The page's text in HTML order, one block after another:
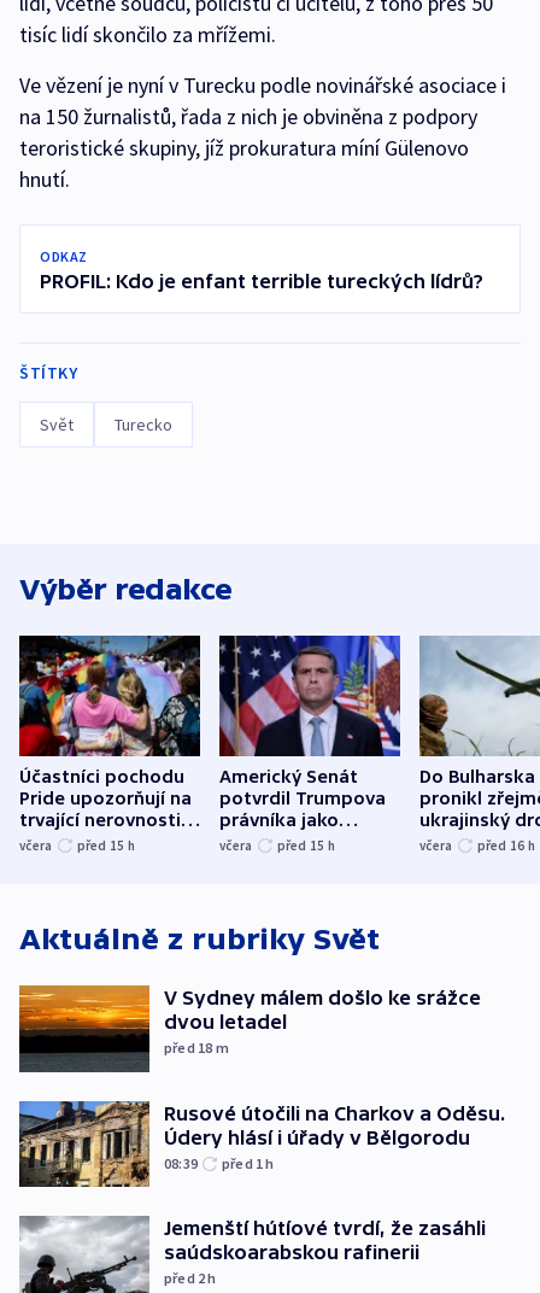
tisíc lidí skončilo za mřížemi.
Ve vězení je nyní v Turecku podle novinářské asociace i
na 150 žurnalistů, řada z nich je obviněna z podpory
teroristické skupiny, jíž prokuratura míní Gülenovo
hnutí.
ODKAZ
PROFIL: Kdo je enfant terrible tureckých lídrů?
ŠTÍTKY
Svět Turecko
Výběr redakce
Účastníci pochodu
Pride upozorňují na
trvající nerovnosti i
společenskou
včera před 15 h
Americký Senát
potvrdil Trumpova
právníka jako
ministra
včera před 15 h
Do Bulharska
pronikl
ukrajinský
explodoval
včera před 16 h
Aktuálně z rubriky Svět
V Sydney málem došlo ke srážce
dvou letadel
před 18 m
Rusové útočili na Charkov a Oděsu.
Údery hlásí i úřady v Bělgorodu
08:39 před 1h
Jemenští hútíové tvrdí, že zasáhli
saúdskoarabskou rafinerii
před 2h